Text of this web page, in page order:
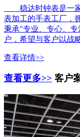
稳达时钟表是一家
表加工的手表工厂，
秉承"专业、专心、
户，希望与客户以战
查看详情>>
查看更多>> 客户